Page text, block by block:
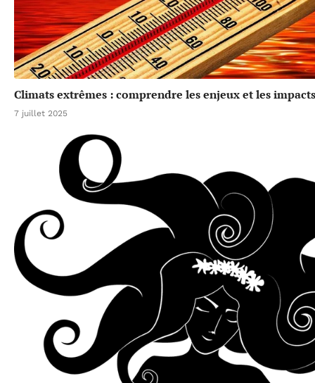
Climats extrêmes : comprendre les enjeux et les
7 juillet 2025